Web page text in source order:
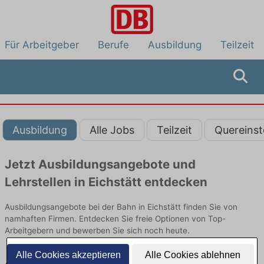
Alle Cookies akzeptieren Alle Cookies ablehnen
Für Arbeitgeber Berufe Ausbildung Teilzeit
Ausbildung Alle Jobs Teilzeit
Jetzt Ausbildungsangebote und
Lehrstellen in Eichstätt entdecken
Ausbildungsangebote bei der Bahn in Eichstätt finden Sie von
namhaften Firmen. Entdecken Sie freie Optionen von Top-
Arbeitgebern und bewerben Sie sich noch heute.